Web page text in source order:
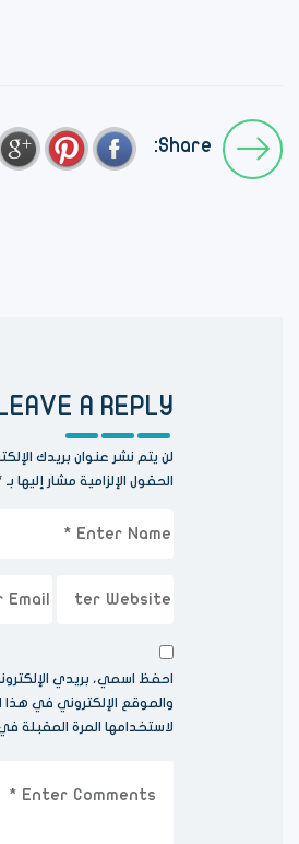
Share:
A REPLY
لن يتم نشر عنوان بريدك
الحقول الإلزامية مشار إليها بـ
احفظ اسمي، بريدي
والموقع الإلكتروني في هذا
لاستخدامها المرة المقبلة